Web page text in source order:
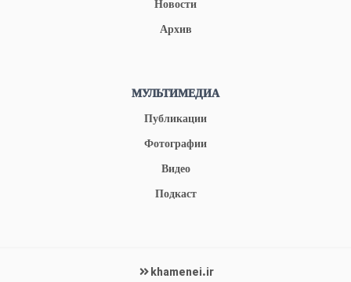
Новости
Архив
МУЛЬТИМЕДИА
Публикации
Фотографии
Видео
Подкаст
khamenei.ir